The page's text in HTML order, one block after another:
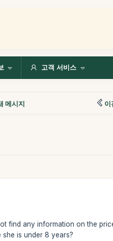
고객 서비스
메시지 이
find any information on the
is under 8 years?